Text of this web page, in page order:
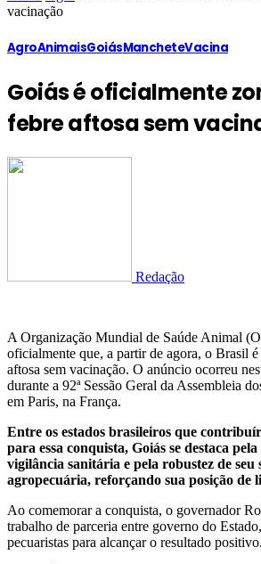
vacinação
AgroAnimaisGoiásMancheteVacina
Goiás é oficialmente
febre aftosa sem
Redação
A Organização Mundial de Saúde Animal
oficialmente que, a partir de agora, o Brasil
aftosa sem vacinação. O anúncio ocorreu
durante a 92ª Sessão Geral da Assembleia
em Paris, na França.
Entre os estados brasileiros que
para essa conquista, Goiás se destaca
vigilância sanitária e pela robustez de seu
agropecuária, reforçando sua posição de
Ao comemorar a conquista, o governador
trabalho de parceria entre governo do
pecuaristas para alcançar o resultado positivo.